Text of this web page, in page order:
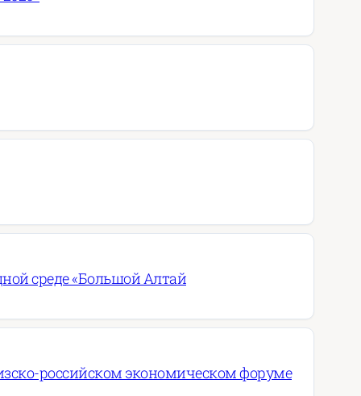
среде «Большой Алтай
российском экономическом форуме